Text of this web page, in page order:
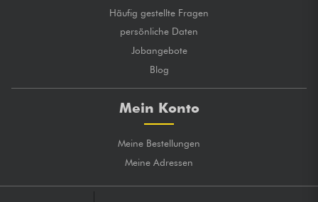
Häufig gestellte Fragen
persönliche Daten
Jobangebote
Blog
Mein Konto
Meine Bestellungen
Meine Adressen